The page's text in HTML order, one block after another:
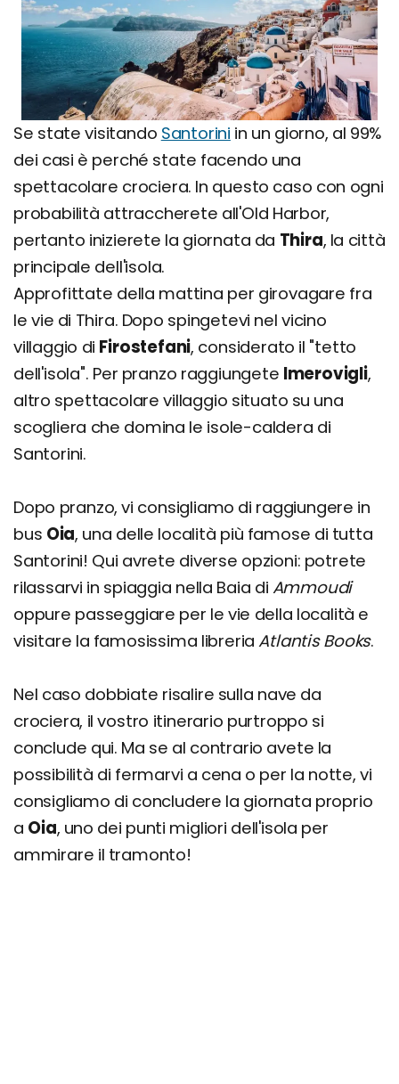
Se state visitando Santorini in un giorno, al 99%
dei casi è perché state facendo una
spettacolare crociera. In questo caso con ogni
probabilità attraccherete all'Old Harbor,
pertanto inizierete la giornata da Thira, la città
principale dell'isola.
Approfittate della mattina per girovagare fra
le vie di Thira. Dopo spingetevi nel vicino
villaggio di Firostefani, considerato il "tetto
dell'isola". Per pranzo raggiungete Imerovigli,
altro spettacolare villaggio situato su una
scogliera che domina le isole-caldera di
Santorini.
Dopo pranzo, vi consigliamo di raggiungere in
bus Oia, una delle località più famose di tutta
Santorini! Qui avrete diverse opzioni: potrete
rilassarvi in spiaggia nella Baia di Ammoudi
oppure passeggiare per le vie della località e
visitare la famosissima libreriaAtlantis Books.
Nel caso dobbiate risalire sulla nave da
crociera, il vostro itinerario purtroppo si
conclude qui. Ma se al contrario avete la
possibilità di fermarvi a cena o per la notte, vi
consigliamo di concludere la giornata proprio
a Oia, uno dei punti migliori dell'isola per
ammirare il tramonto!